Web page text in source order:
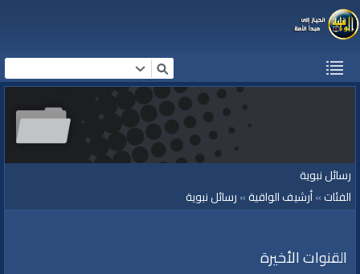
رسائل نبوية
الفئات»أرشيف الواقية»رسائل نبوية
القنوات الأخيرة